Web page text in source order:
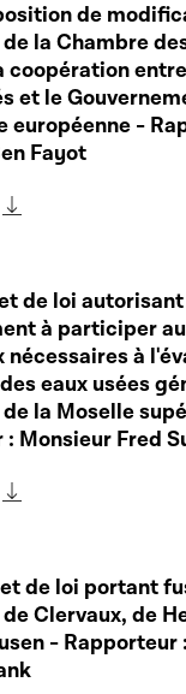
de
la Chambre
coopération
et le
européenne -
Fayot
de loi
à participer
nécessaires à
eaux usées
la Moselle
Monsieur Fred
de loi portant
Clervaux, de
- Rapporteur